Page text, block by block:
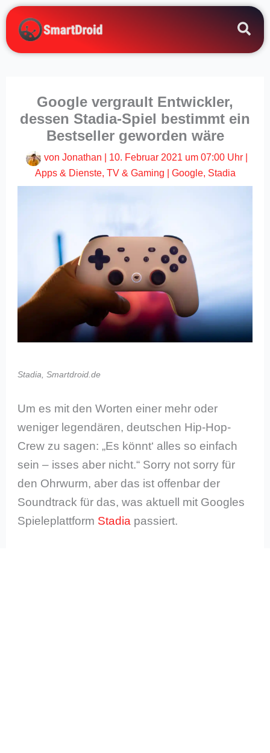
Zum
Inhalt
springen
Google vergrault Entwickler,
dessen Stadia-Spiel bestimmt ein
Bestseller geworden wäre
von Jonathan 10. Februar 2021 um 07:00 Uhr|
Apps & Dienste, TV & Gaming Google, Stadia
Stadia, Smartdroid.de
Um es mit den Worten einer mehr oder
weniger legendären, deutschen Hip-Hop-
Crew zu sagen: „Es könnt‘ alles so einfach
sein – isses aber nicht.“ Sorry not sorry für
den Ohrwurm, aber das ist offenbar der
Soundtrack für das, was aktuell mit Googles
Spieleplattform Stadia passiert.